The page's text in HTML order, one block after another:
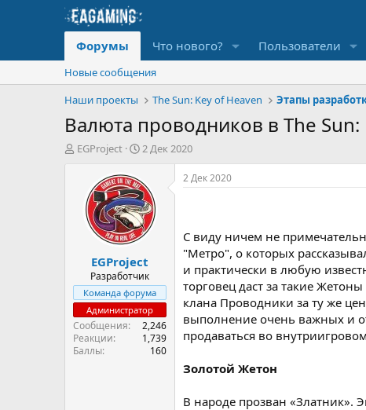
Форумы Что нового? Пользователи
Новые сообщения
Наши проекты
The Sun: Key of Heaven Этапы
Валюта проводников в The Sun:
А
EGProject
Д
а
н
а
ч
л
а
2 Дек 2020
EGProject
Разработчик
Команда форума
Администратор
Сообщения
2,246
Реакции
1,739
Баллы
160
2 Дек 2020
С виду ничем не
"Метро", о которых
и практически в любую
торговец даст за такие
клана Проводники за ту же
выполнение очень важных и
продаваться во
Золотой Жетон
В народе прозван «Златник».